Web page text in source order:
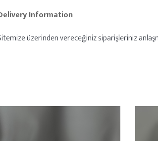
Information
üzerinden vereceğiniz siparişleriniz